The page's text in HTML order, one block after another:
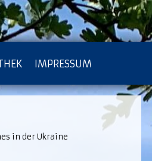
IMPRESSUM
in der Ukraine